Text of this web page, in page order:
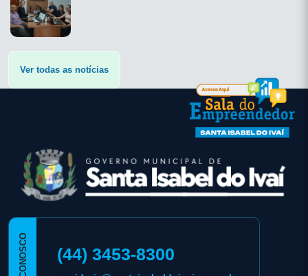
Ver todas as notícias
(44) 3453-8300